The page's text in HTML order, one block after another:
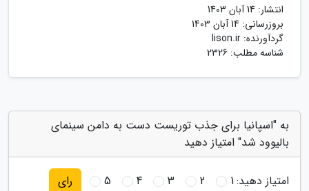
انتشار: 14 آبان 1403
بروزرسانی: 14 آبان 1403
گردآورنده: lison.ir
شناسه مطلب: 2326
به "اسپانیا برای جذب توریست دست به دامن سینمای
بالیوود شد" امتیاز دهید
امتیاز دهید:1
2
3
4
5 رای